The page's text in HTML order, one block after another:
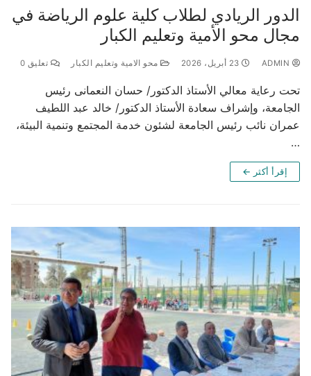
الدور الريادي لطلاب كلية علوم الرياضة في
مجال محو الأمية وتعليم الكبار
23 أبريل، 2026 محو الامية وتعليم الكبار تعليق 0
تحت رعاية معالي الأستاذ الدكتور/ حسان النعمانى رئيس
الجامعة، وإشراف سعادة الأستاذ الدكتور/ خالد عبد اللطيف
عمران نائب رئيس الجامعة لشئون خدمة المجتمع وتنمية البيئة،
…
إقرأ أكثر ←